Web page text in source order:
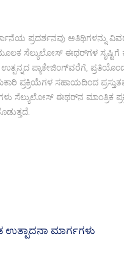
ಪ್ರದರ್ಶನವು ಅತಿಥಿಗಳನ್ನು
ಸೆಲ್ಯುಲೋಸ್ ಈಥರ್‌ಗಳ ಸೃಷ್ಟಿಗೆ
ಪ್ಯಾಕೇಜಿಂಗ್‌ವರೆಗೆ,
ಪ್ರಕ್ರಿಯೆಗಳ ಸಹಾಯದಿಂದ
ಸೆಲ್ಯುಲೋಸ್ ಈಥರ್‌ನ ಮಾಂತ್ರಿಕ